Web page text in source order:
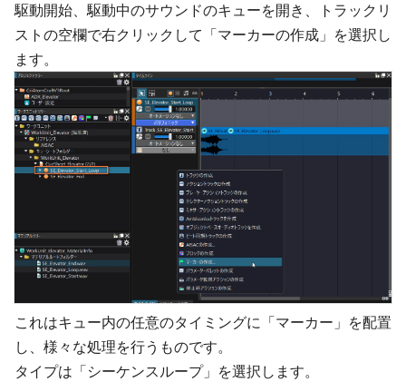
駆動開始、駆動中のサウンドのキューを開き、トラックリ
ストの空欄で右クリックして「マーカーの作成」を選択し
ます。
これはキュー内の任意のタイミングに「マーカー」を配置
し、様々な処理を行うものです。
タイプは「シーケンスループ」を選択します。